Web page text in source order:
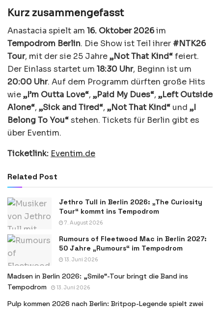
Kurz zusammengefasst
Anastacia spielt am 16. Oktober 2026im
Tempodrom Berlin. Die Show ist Teil ihrer #NTK26
Tour, mit der sie 25 Jahre„Not That Kind“feiert.
Der Einlass startet um 18:30 Uhr, Beginn ist um
20:00 Uhr. Auf dem Programm dürften große Hits
wie„I’m Outta Love“, „Paid My Dues“, „Left Outside
Alone“, „Sick and Tired“, „Not That Kind“ und „I
Belong To You“stehen. Tickets für Berlin gibt es
über Eventim.
Ticketlink: Eventim.de
Related Post
Jethro Tull in Berlin 2026: „The Curiosity
Tour“ kommt ins Tempodrom
7. August 2026
Rumours of Fleetwood Mac in Berlin 2027:
50 Jahre „Rumours“ im Tempodrom
13. Juni 2026
Madsen in Berlin 2026: „Smile“-Tour bringt die Band ins
Tempodrom
13. Juni 2026
Pulp kommen 2026 nach Berlin: Britpop-Legende spielt zwei